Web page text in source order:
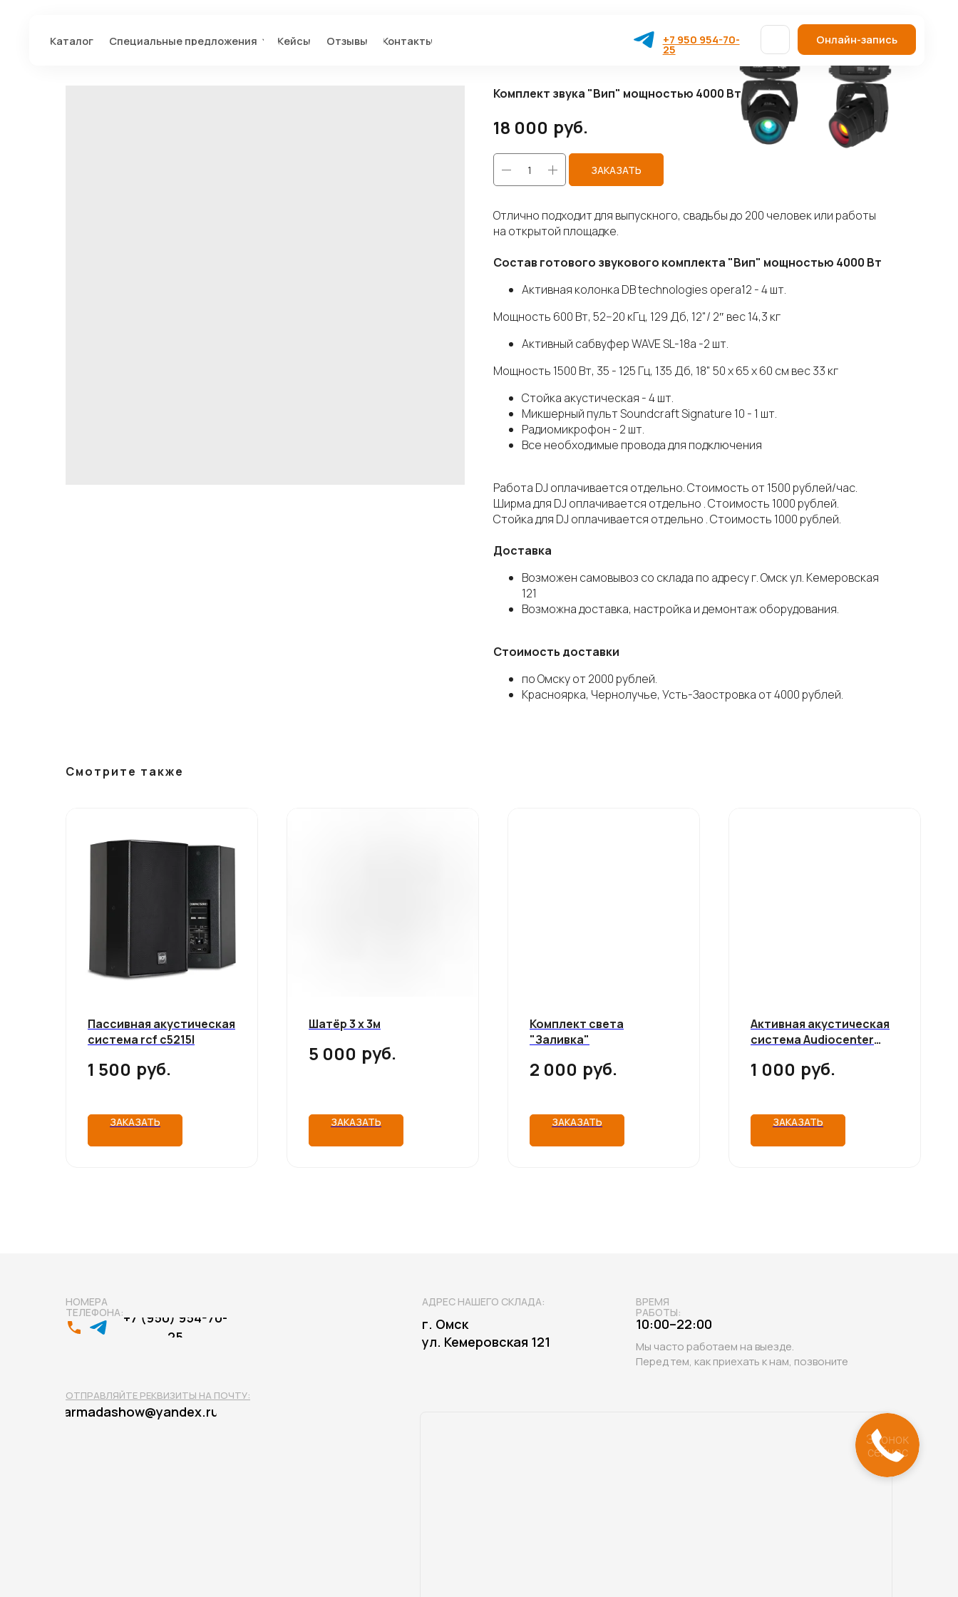
Онлайн-запись
Каталог Специальные предложения Кейсы Отзывы Контакты +7 950 954-70-
Комплект звука "Вип" мощностью 4000 Вт
18 000 руб.
ЗАКАЗАТЬ
Отлично подходит для выпускного, свадьбы до 200 человек или работы
на открытой площадке.
Состав готового звукового комплекта "Вип" мощностью 4000 Вт
Активная колонка DB technologies opera12 - 4 шт.
Мощность 600 Вт, 52−20 кГц, 129 Дб, 12"/ 2″ вес 14,3 кг
Активный сабвуфер WAVE SL-18a -2 шт.
Мощность 1500 Вт, 35 - 125 Гц, 135 Дб, 18" 50 х 65 х 60 см вес 33 кг
Стойка акустическая - 4 шт.
Микшерный пульт Soundcraft Signature 10 - 1 шт.
Радиомикрофон - 2 шт.
Все необходимые провода для подключения
Работа DJ оплачивается отдельно. Стоимость от 1500 рублей/час.
Ширма для DJ оплачивается отдельно . Стоимость 1000 рублей.
Стойка для DJ оплачивается отдельно . Стоимость 1000 рублей.
Доставка
Возможен самовывоз со склада по адресу г. Омск ул. Кемеровская
121
Возможна доставка, настройка и демонтаж оборудования.
Стоимость доставки
по Омску от 2000 рублей.
Красноярка, Чернолучье, Усть-Заостровка от 4000 рублей.
Смотрите также
Пассивная акустическая
система rcf с5215l
1 500 руб.
ЗАКАЗАТЬ
Шатёр 3 х 3м
5 000 руб.
ЗАКАЗАТЬ
Комплект света
"Заливка"
2 000 руб.
ЗАКАЗАТЬ
Активная акустическая
система Audiocenter
1 000 руб.
ЗАКАЗАТЬ
НОМЕРА
ТЕЛЕФОНА:
АДРЕС НАШЕГО СКЛАДА:
г. Омск
ул. Кемеровская 121
ВРЕМЯ
РАБОТЫ:
10:00–22:00
Мы часто работаем на выезде.
Перед тем, как приехать к нам, позвоните
armadashow@yandex.ru
ОТПРАВЛЯЙТЕ РЕКВИЗИТЫ НА ПОЧТУ:
+7 (950) 954-70-
25
Звонок
сейчас